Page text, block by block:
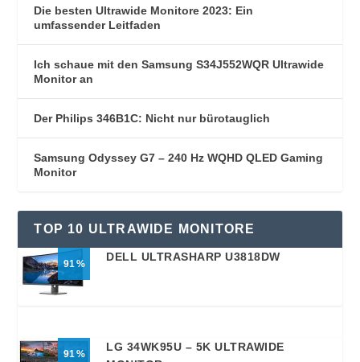
Die besten Ultrawide Monitore 2023: Ein
umfassender Leitfaden
Ich schaue mit den Samsung S34J552WQR Ultrawide
Monitor an
Der Philips 346B1C: Nicht nur bürotauglich
Samsung Odyssey G7 – 240 Hz WQHD QLED Gaming
Monitor
TOP 10 ULTRAWIDE MONITORE
91
DELL ULTRASHARP U3818DW
91
LG 34WK95U – 5K ULTRAWIDE